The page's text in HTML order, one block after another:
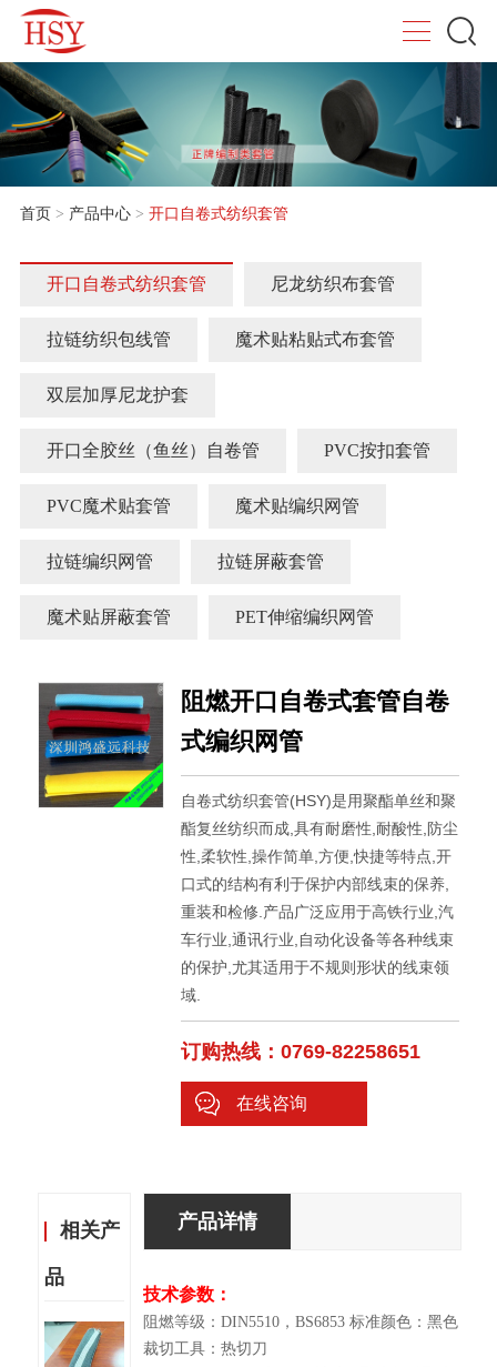
首页 > 产品中心> 开口自卷式纺织套管
开口自卷式纺织套管 尼龙纺织布套管
拉链纺织包线管 魔术贴粘贴式布套管
双层加厚尼龙护套
开口全胶丝（鱼丝）自卷管 PVC按扣套管
PVC魔术贴套管 魔术贴编织网管
拉链编织网管 拉链屏蔽套管
魔术贴屏蔽套管 PET伸缩编织网管
阻燃开口自卷式套管自卷
式编织网管
自卷式纺织套管(HSY)是用聚酯单丝和聚
酯复丝纺织而成,具有耐磨性,耐酸性,防尘
性,柔软性,操作简单,方便,快捷等特点,开
口式的结构有利于保护内部线束的保养,
重装和检修.产品广泛应用于高铁行业,汽
车行业,通讯行业,自动化设备等各种线束
的保护,尤其适用于不规则形状的线束领
域.
订购热线：0769-82258651
在线咨询
相关产
品
产品详情
技术参数：
阻燃等级：DIN5510，BS6853 标准颜色：黑色
裁切工具：热切刀